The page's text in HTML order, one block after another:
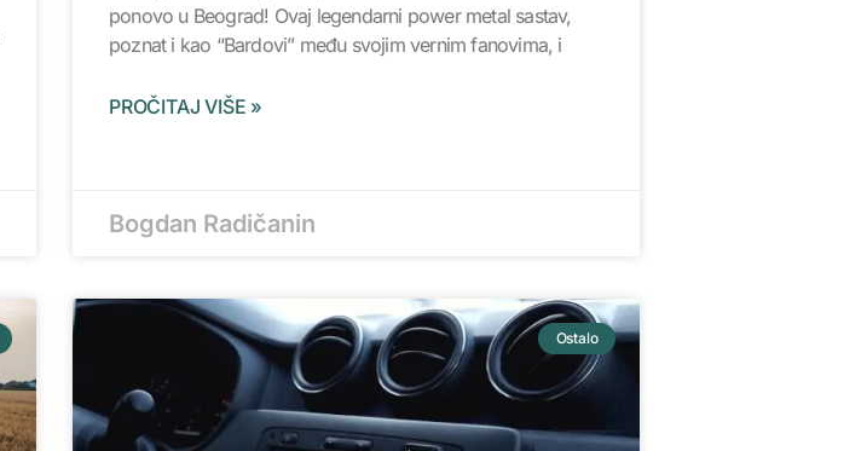
ponovo u Beograd! Ovaj legendarni power metal sastav,
poznat i kao “Bardovi” među svojim vernim fanovima, i
PROČITAJ VIŠE »
Bogdan Radičanin
Ostalo